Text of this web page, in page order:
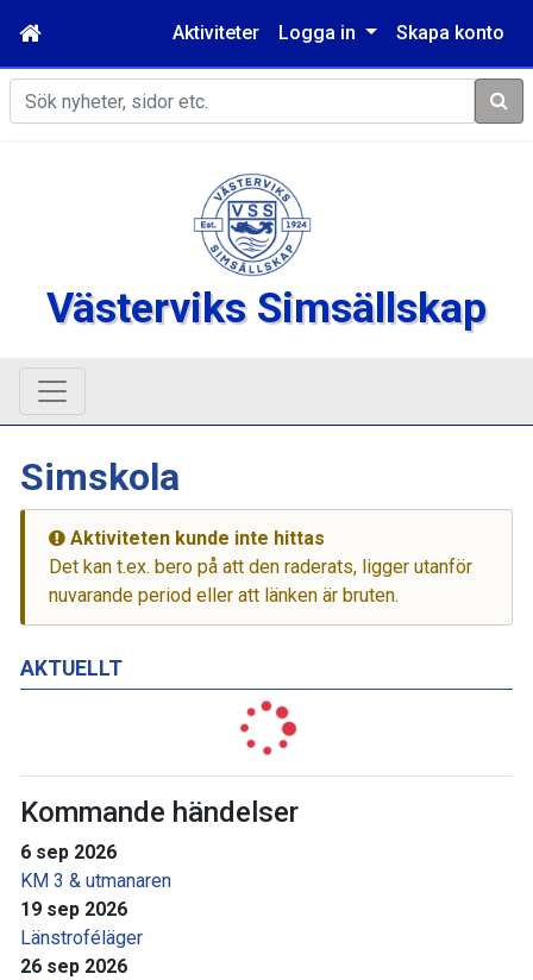
Aktiviteter Logga in Skapa konto
Sök
Västerviks Simsällskap
AKTUELLT
Kommande händelser
6 sep 2026
KM 3 & utmanaren
19 sep 2026
Länstroféläger
26 sep 2026
Simskola
Aktiviteten kunde inte hittas
Det kan t.ex. bero på att den raderats, ligger utanför
nuvarande period eller att länken är bruten.